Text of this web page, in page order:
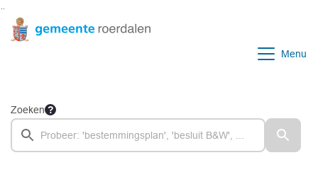
Ga naar de inhoud van deze pagina
Ga naar het zoeken
Ga naar het menu
Menu
Zoeken